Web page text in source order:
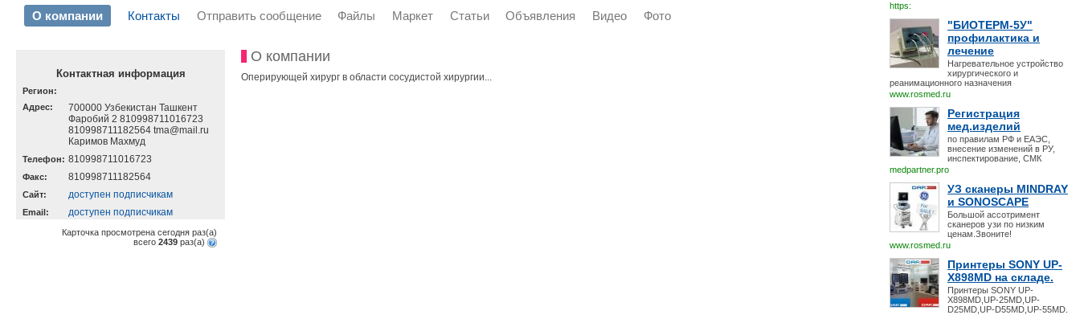
https:
"БИОТЕРМ-5У"
профилактика и
лечение
Нагревательное устройство
хирургического и
реанимационного назначения
www.rosmed.ru
Регистрация
мед.изделий
по правилам РФ и ЕАЭС,
внесение изменений в РУ,
инспектирование, СМК
medpartner.pro
УЗ сканеры MINDRAY
и SONOSCAPE
Большой ассотримент
сканеров узи по низким
ценам.Звоните!
www.rosmed.ru
Принтеры SONY UP-
X898MD на складе.
Принтеры SONY UP-
X898MD,UP-25MD,UP-
D25MD,UP-D55MD,UP-55MD.
О компании Контакты Отправить сообщение Файлы Маркет Статьи Объявления Видео Фото
Контактная информация
Регион:
Адрес:
700000 Узбекистан Ташкент
Фаробий 2 810998711016723
810998711182564 tma@mail.ru
Каримов Махмуд
Телефон: 810998711016723
Факс: 810998711182564
Cайт: доступен подписчикам
Email: доступен подписчикам
Карточка просмотрена сегодня раз(a)
всего 2439 раз(a)
О компании
Оперирующей хирург в области сосудистой хирургии...